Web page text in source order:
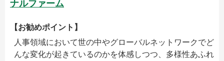
ナルファーム
【お勧めポイント】
人事領域において世の中やグローバルネットワークでど
んな変化が起きているのかを体感しつつ、多様性あふれ